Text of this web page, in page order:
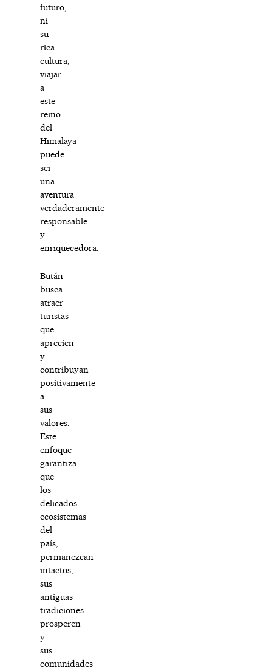
futuro,
ni
su
rica
cultura,
viajar
a
este
reino
del
Himalaya
puede
ser
una
aventura
verdaderamente
responsable
y
enriquecedora.
Bután
busca
atraer
turistas
que
aprecien
y
contribuyan
positivamente
a
sus
valores.
Este
enfoque
garantiza
que
los
delicados
ecosistemas
del
país,
permanezcan
intactos,
sus
antiguas
tradiciones
prosperen
y
sus
comunidades